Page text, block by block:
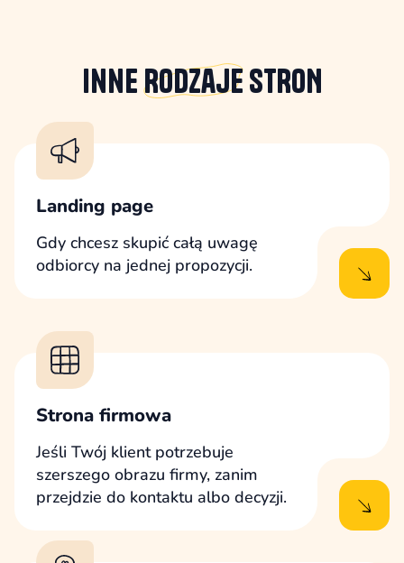
InneRodzajeSTRON
Landing page
Gdy chcesz skupić całą uwagę
odbiorcy na jednej propozycji.
Strona firmowa
Jeśli Twój klient potrzebuje
szerszego obrazu firmy, zanim
przejdzie do kontaktu albo decyzji.